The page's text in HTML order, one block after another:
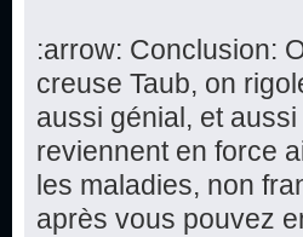
:arrow: Conclusion:
creuse Taub, on
aussi génial, et
reviennent en force
les maladies, non
après vous pouvez